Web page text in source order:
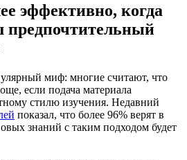
эффективно, когда
предпочтительный
миф: многие считают, что
если подача материала
стилю изучения. Недавний
показал, что более 96% верят в
знаний с таким подходом будет